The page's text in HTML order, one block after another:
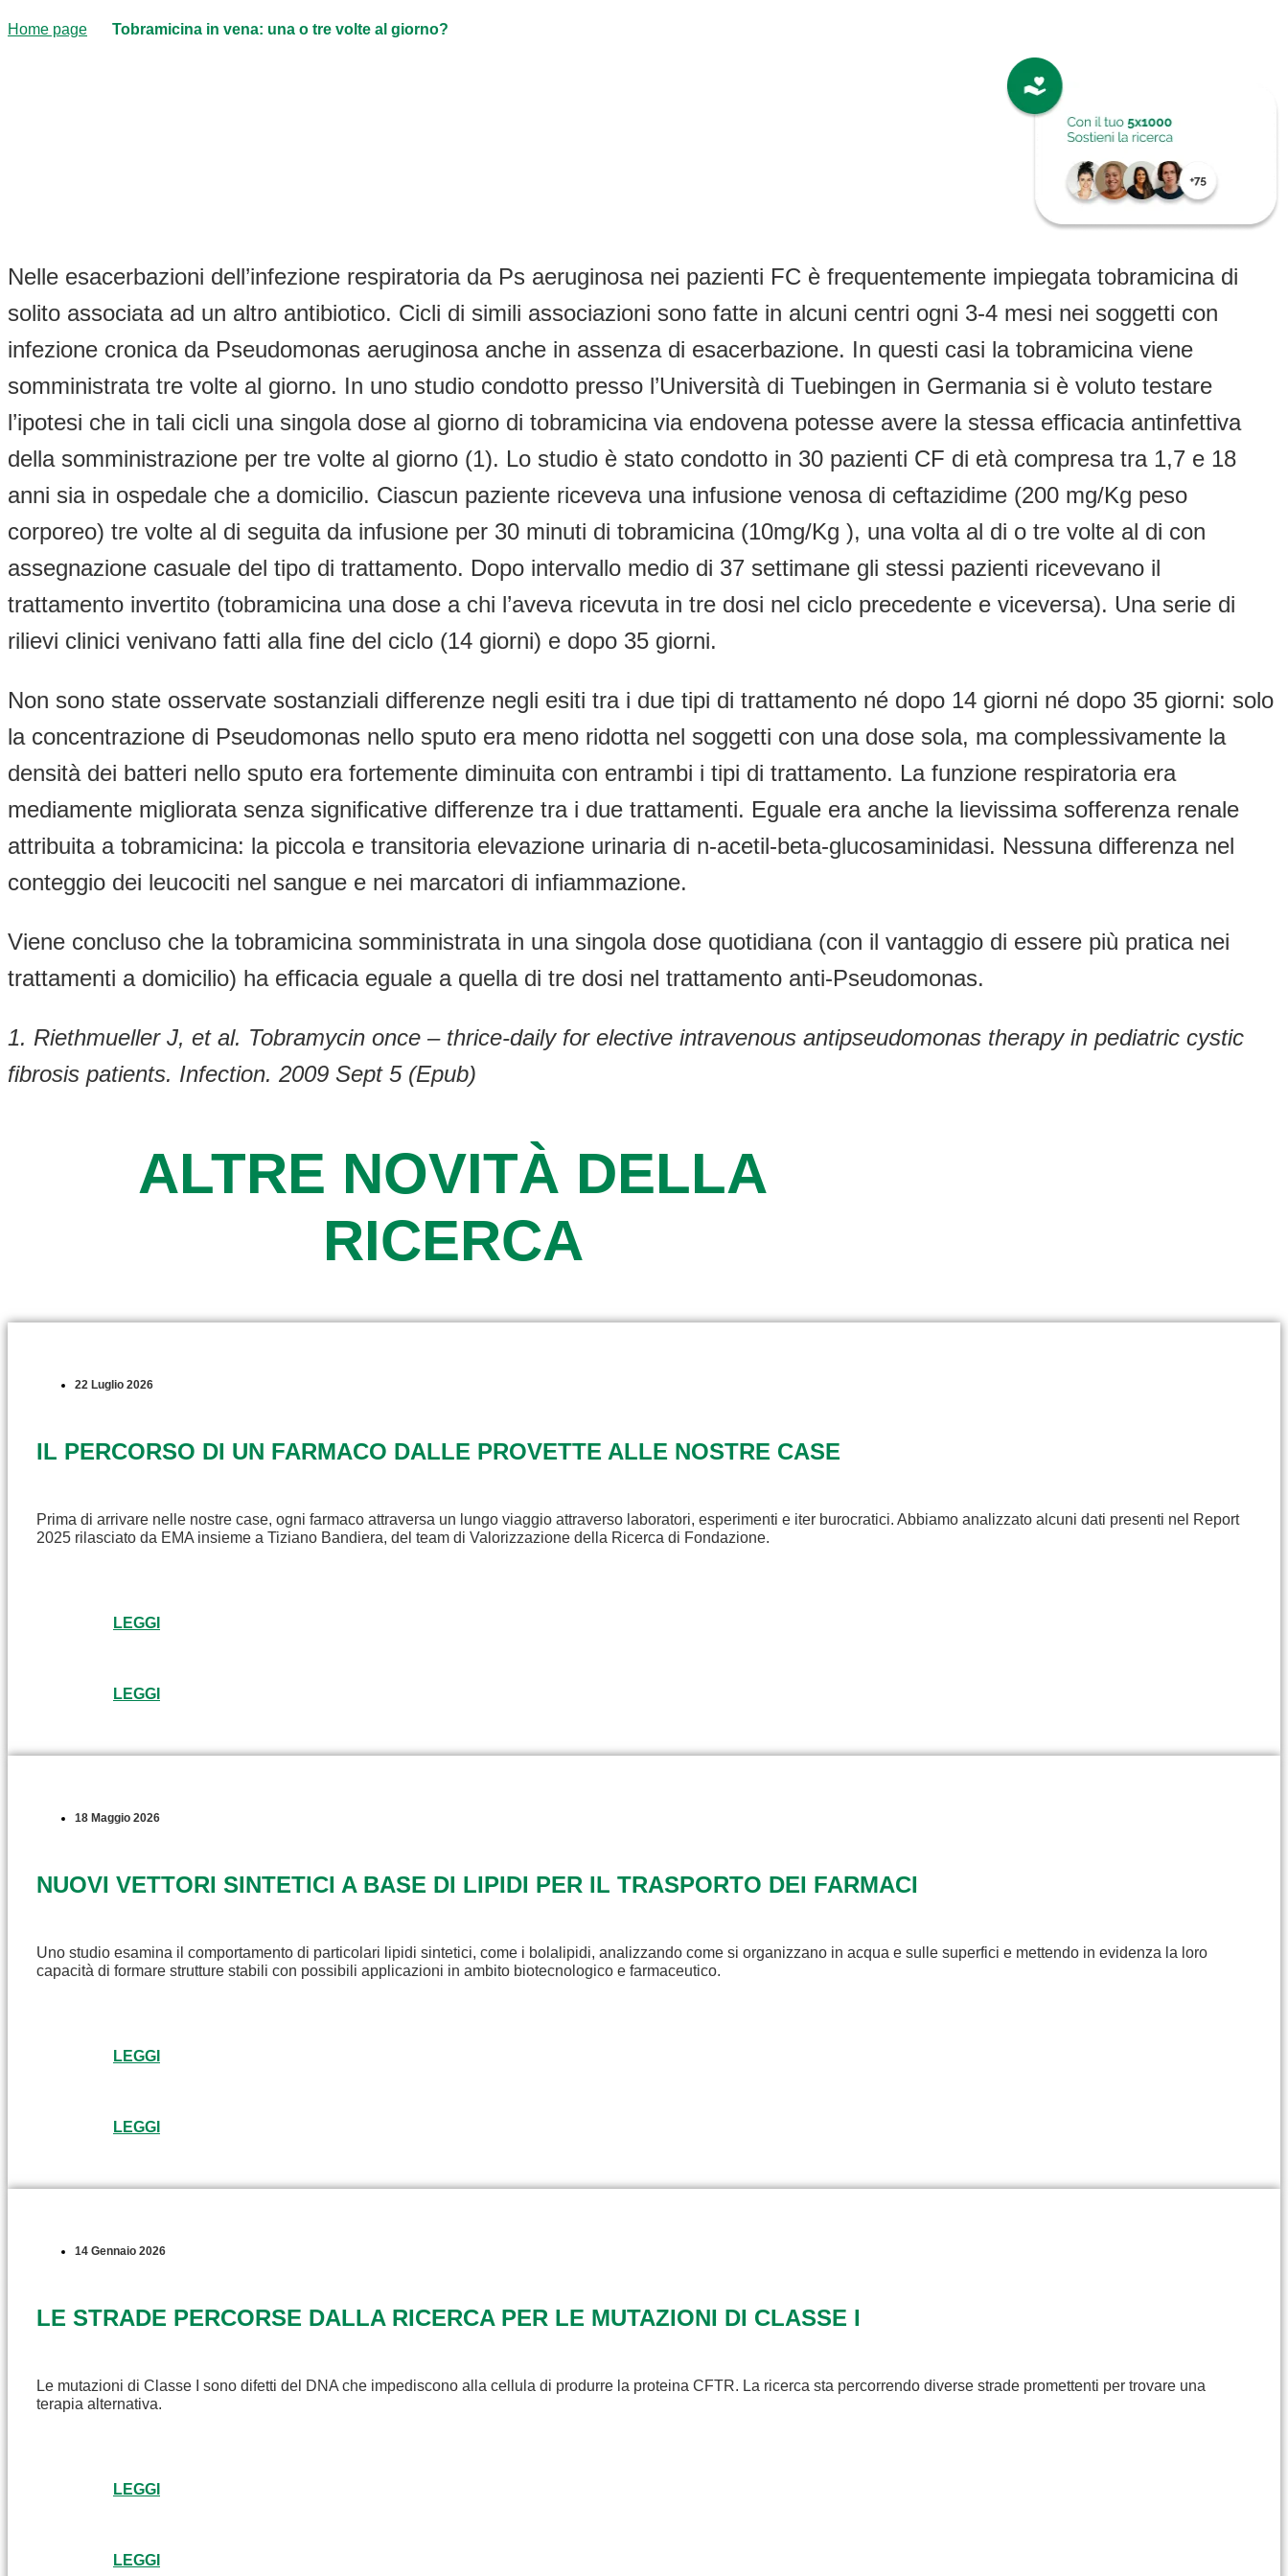
Home page Tobramicina in vena: una o tre volte al giorno?
Nelle esacerbazioni dell’infezione respiratoria da Ps aeruginosa nei pazienti FC è frequentemente impiegata tobramicina di
solito associata ad un altro antibiotico. Cicli di simili associazioni sono fatte in alcuni centri ogni 3-4 mesi nei soggetti con
infezione cronica da Pseudomonas aeruginosa anche in assenza di esacerbazione. In questi casi la tobramicina viene
somministrata tre volte al giorno. In uno studio condotto presso l’Università di Tuebingen in Germania si è voluto testare
l’ipotesi che in tali cicli una singola dose al giorno di tobramicina via endovena potesse avere la stessa efficacia antinfettiva
della somministrazione per tre volte al giorno (1). Lo studio è stato condotto in 30 pazienti CF di età compresa tra 1,7 e 18
anni sia in ospedale che a domicilio. Ciascun paziente riceveva una infusione venosa di ceftazidime (200 mg/Kg peso
corporeo) tre volte al di seguita da infusione per 30 minuti di tobramicina (10mg/Kg ), una volta al di o tre volte al di con
assegnazione casuale del tipo di trattamento. Dopo intervallo medio di 37 settimane gli stessi pazienti ricevevano il
trattamento invertito (tobramicina una dose a chi l’aveva ricevuta in tre dosi nel ciclo precedente e viceversa). Una serie di
rilievi clinici venivano fatti alla fine del ciclo (14 giorni) e dopo 35 giorni.
Non sono state osservate sostanziali differenze negli esiti tra i due tipi di trattamento né dopo 14 giorni né dopo 35 giorni: solo
la concentrazione di Pseudomonas nello sputo era meno ridotta nel soggetti con una dose sola, ma complessivamente la
densità dei batteri nello sputo era fortemente diminuita con entrambi i tipi di trattamento. La funzione respiratoria era
mediamente migliorata senza significative differenze tra i due trattamenti. Eguale era anche la lievissima sofferenza renale
attribuita a tobramicina: la piccola e transitoria elevazione urinaria di n-acetil-beta-glucosaminidasi. Nessuna differenza nel
conteggio dei leucociti nel sangue e nei marcatori di infiammazione.
Viene concluso che la tobramicina somministrata in una singola dose quotidiana (con il vantaggio di essere più pratica nei
trattamenti a domicilio) ha efficacia eguale a quella di tre dosi nel trattamento anti-Pseudomonas.
1. Riethmueller J, et al. Tobramycin once – thrice-daily for elective intravenous antipseudomonas therapy in pediatric cystic
fibrosis patients. Infection. 2009 Sept 5 (Epub)
ALTRE NOVITÀ DELLA
RICERCA
22 Luglio 2026
IL PERCORSO DI UN FARMACO DALLE PROVETTE ALLE NOSTRE CASE
Prima di arrivare nelle nostre case, ogni farmaco attraversa un lungo viaggio attraverso laboratori, esperimenti e iter burocratici. Abbiamo analizzato alcuni dati presenti nel Report
2025 rilasciato da EMA insieme a Tiziano Bandiera, del team di Valorizzazione della Ricerca di Fondazione.
LEGGI
LEGGI
18 Maggio 2026
NUOVI VETTORI SINTETICI A BASE DI LIPIDI PER IL TRASPORTO DEI FARMACI
Uno studio esamina il comportamento di particolari lipidi sintetici, come i bolalipidi, analizzando come si organizzano in acqua e sulle superfici e mettendo in evidenza la loro
capacità di formare strutture stabili con possibili applicazioni in ambito biotecnologico e farmaceutico.
LEGGI
LEGGI
14 Gennaio 2026
LE STRADE PERCORSE DALLA RICERCA PER LE MUTAZIONI DI CLASSE I
Le mutazioni di Classe I sono difetti del DNA che impediscono alla cellula di produrre la proteina CFTR. La ricerca sta percorrendo diverse strade promettenti per trovare una
terapia alternativa.
LEGGI
LEGGI